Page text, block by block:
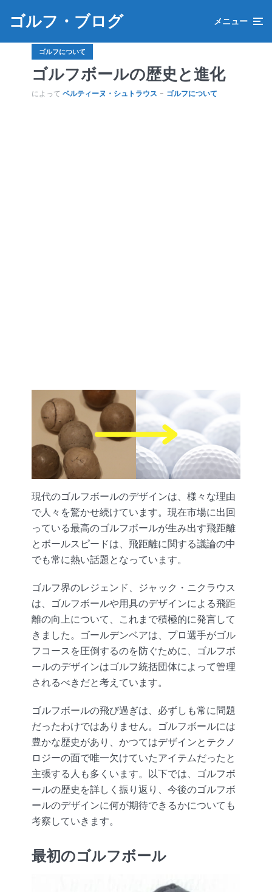
ゴルフ・ブログ メニュー
ゴルフについて
ゴルフボールの歴史と進化
によって ベルティーヌ・シュトラウス ゴルフについて
現代のゴルフボールのデザインは、様々な理由
で人々を驚かせ続けています。現在市場に出回
っている最高のゴルフボールが生み出す飛距離
とボールスピードは、飛距離に関する議論の中
でも常に熱い話題となっています。
ゴルフ界のレジェンド、ジャック・ニクラウス
は、ゴルフボールや用具のデザインによる飛距
離の向上について、これまで積極的に発言して
きました。ゴールデンベアは、プロ選手がゴル
フコースを圧倒するのを防ぐために、ゴルフボ
ールのデザインはゴルフ統括団体によって管理
されるべきだと考えています。
ゴルフボールの飛び過ぎは、必ずしも常に問題
だったわけではありません。ゴルフボールには
豊かな歴史があり、かつてはデザインとテクノ
ロジーの面で唯一欠けていたアイテムだったと
主張する人も多くいます。以下では、ゴルフボ
ールの歴史を詳しく振り返り、今後のゴルフボ
ールのデザインに何が期待できるかについても
考察していきます。
最初のゴルフボール